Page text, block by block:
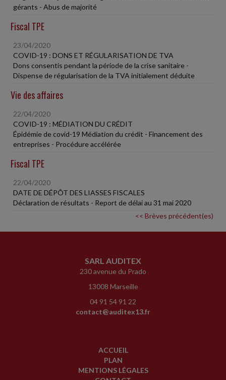
gérants - Abus de majorité
Fiscal TPE
23/04/2020
COVID-19 : DONS ET RÉGULARISATION DE TVA
Dons consentis pendant la période de la crise sanitaire -
Dispense de régularisation de la TVA initialement déduite
Vie des affaires
22/04/2020
COVID-19 : MÉDIATION DU CRÉDIT
Épidémie de covid-19 Médiation du crédit - Financement des
entreprises - Procédure accélérée
Fiscal TPE
22/04/2020
DATE DE DÉPÔT DES LIASSES FISCALES
Déclaration de résultats - Report de délai au 31 mai 2020
<< Brèves précédent(es)
SARL AUDITEX
230 avenue du Prado
13008 Marseille
04 91 54 91 22
contact@auditex13.fr
ACCUEIL
PLAN
MENTIONS LÉGALES